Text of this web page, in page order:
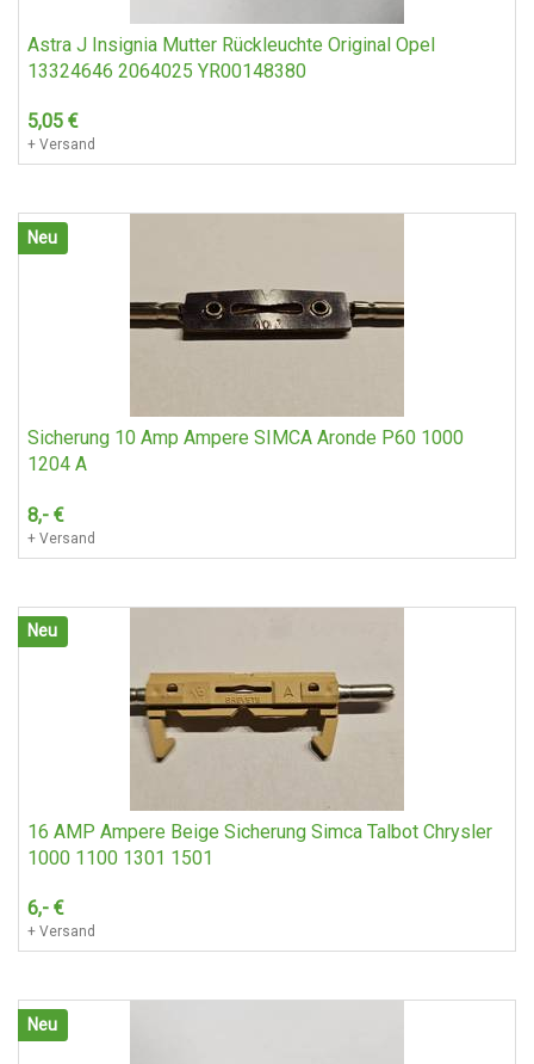
A1268800283 A1268880097 A2018800086
A1238800086
145,- €
+ Versand
190,- €
Kühler W 111 Mercedes-Benz Oldtimer
+ Versand
Astra J Insignia Mutter Rückleuchte Original Opel
13324646 2064025 YR00148380
5,05 €
+ Versand
Neu
Sicherung 10 Amp Ampere SIMCA Aronde P60 1000
1204 A
8,- €
+ Versand
Neu
16 AMP Ampere Beige Sicherung Simca Talbot Chrysler
1000 1100 1301 1501
6,- €
+ Versand
Neu